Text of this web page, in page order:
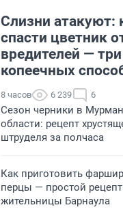
Слизни атакуют:
спасти цветник
вредителей — три
копеечных
8 часов 6 239 6
Сезон черники в
области: рецепт
штруделя за полчаса
Как приготовить
перцы — простой
жительницы Барнаула